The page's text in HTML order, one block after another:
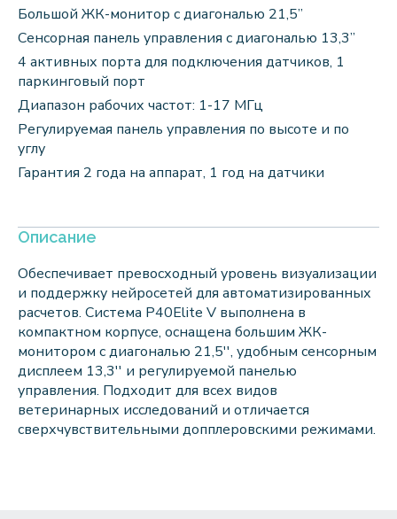
Большой ЖК-монитор с диагональю 21,5”
Сенсорная панель управления с диагональю 13,3”
4 активных порта для подключения датчиков, 1
паркинговый порт
Диапазон рабочих частот: 1-17 МГц
Регулируемая панель управления по высоте и по
углу
Гарантия 2 года на аппарат, 1 год на датчики
Описание
Обеспечивает превосходный уровень визуализации
и поддержку нейросетей для автоматизированных
расчетов. Система P40Elite V выполнена в
компактном корпусе, оснащена большим ЖК-
монитором с диагональю 21,5'', удобным сенсорным
дисплеем 13,3'' и регулируемой панелью
управления. Подходит для всех видов
ветеринарных исследований и отличается
сверхчувствительными допплеровскими режимами.